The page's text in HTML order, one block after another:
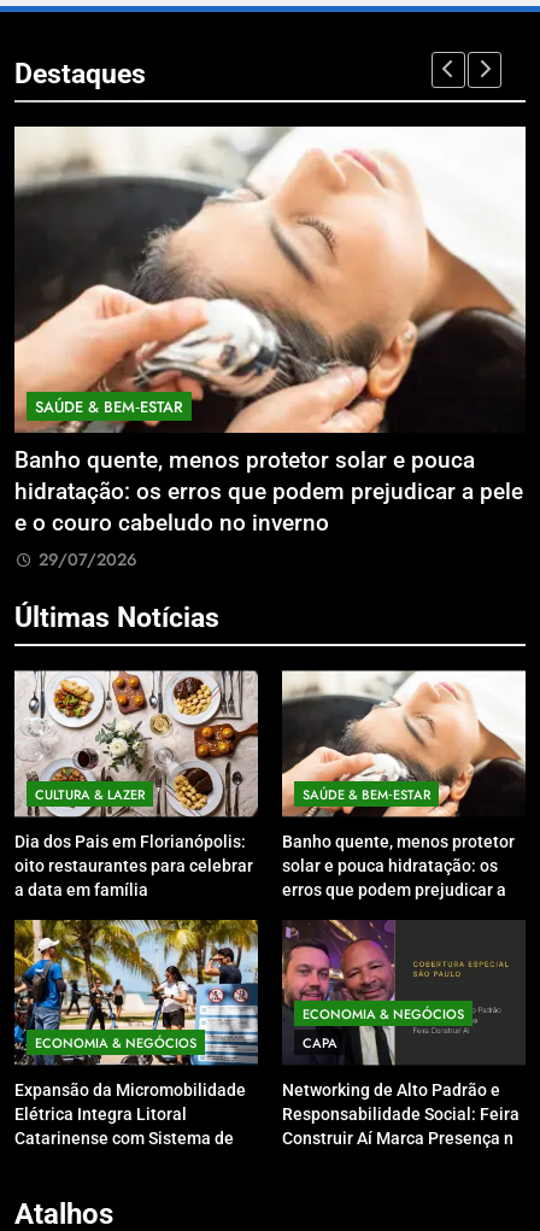
Destaques
SAÚDE & BEM‑ESTAR
Banho quente, menos protetor solar e pouca
hidratação: os erros que podem prejudicar a pele
e o couro cabeludo no inverno
29/07/2026
Últimas Notícias
CULTURA & LAZER
Dia dos Pais em Florianópolis:
oito restaurantes para celebrar
a data em família
SAÚDE & BEM‑ESTAR
Banho quente, menos protetor
solar e pouca hidratação: os
erros que podem prejudicar a
inverno
ECONOMIA & NEGÓCIOS
Expansão da Micromobilidade
Elétrica Integra Litoral
Catarinense com Sistema de
ECONOMIA & NEGÓCIOS
CAPA
Networking de Alto Padrão e
Responsabilidade Social: Feira
Construir Aí Marca Presença no
Atalhos